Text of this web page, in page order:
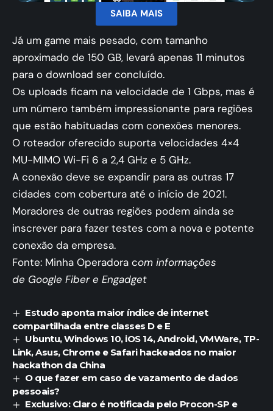
SAIBA MAIS
Já um game mais pesado, com tamanho
aproximado de 150 GB, levará apenas 11 minutos
para o download ser concluído.
Os uploads ficam na velocidade de 1 Gbps, mas é
um número também impressionante para regiões
que estão habituadas com conexões menores.
O roteador oferecido suporta velocidades 4×4
MU-MIMO Wi-Fi 6 a 2,4 GHz e 5 GHz.
A conexão deve se expandir para as outras 17
cidades com cobertura até o início de 2021.
Moradores de outras regiões podem ainda se
inscrever para fazer testes com a nova e potente
conexão da empresa.
Fonte: Minha Operadora com informações
de Google Fibere Engadget
Estudo aponta maior índice de internet
compartilhada entre classes D e E
Ubuntu, Windows 10, iOS 14, Android, VMWare, TP-
Link, Asus, Chrome e Safari hackeados no maior
hackathon da China
O que fazer em caso de vazamento de dados
pessoais?
Exclusivo: Claro é notificada pelo Procon-SP e